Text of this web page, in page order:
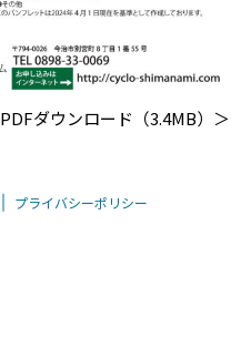
PDFダウンロード（3.4MB） ＞
プライバシーポリシー